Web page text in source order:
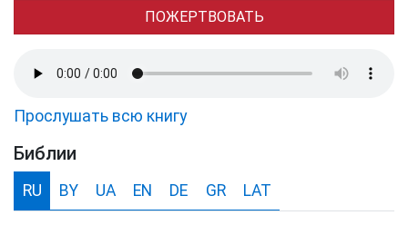
ПОЖЕРТВОВАТЬ
Прослушать всю книгу
Библии
RU BY UA EN DE GR LAT